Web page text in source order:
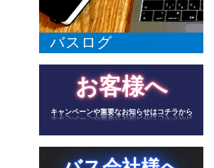
バスログ
お客様へ
キャンペーンや重要なお知らせはコチラから